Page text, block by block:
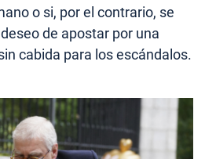
o si, por el contrario, se
de apostar por una
cabida para los escándalos.